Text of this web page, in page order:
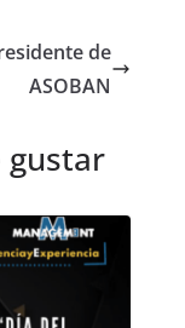
de
ASOBAN
gustar